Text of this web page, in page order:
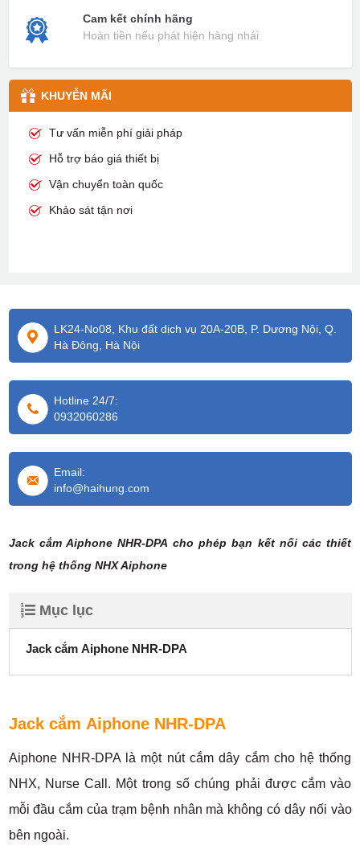
Cam kết chính hãng
Hoàn tiền nếu phát hiện hàng nhái
KHUYỄN MÃI
Tư vấn miễn phí giải pháp
Hỗ trợ báo giá thiết bị
Vận chuyển toàn quốc
Khảo sát tận nơi
LK24-No08, Khu đất dịch vụ 20A-20B, P. Dương Nội, Q.
Hà Đông, Hà Nội
Hotline 24/7:
0932060286
Email:
info@haihung.com
Jack cắm Aiphone NHR-DPA cho phép bạn kết nối các thiết
trong hệ thống NHX Aiphone
Mục lục
Jack cắm Aiphone NHR-DPA
Jack cắm Aiphone NHR-DPA
Aiphone NHR-DPA là một nút cắm dây cắm cho hệ thống
NHX, Nurse Call. Một trong số chúng phải được cắm vào
mỗi đầu cắm của trạm bệnh nhân mà không có dây nối vào
bên ngoài.